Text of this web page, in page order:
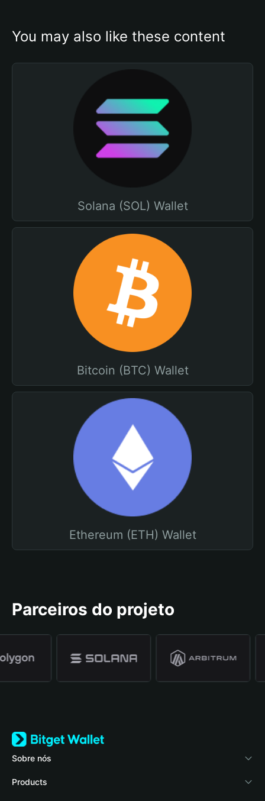
You may also like these content
Solana (SOL) Wallet
Bitcoin (BTC) Wallet
Ethereum (ETH) Wallet
Parceiros do projeto
Sobre nós
Bitget Wallet
Products